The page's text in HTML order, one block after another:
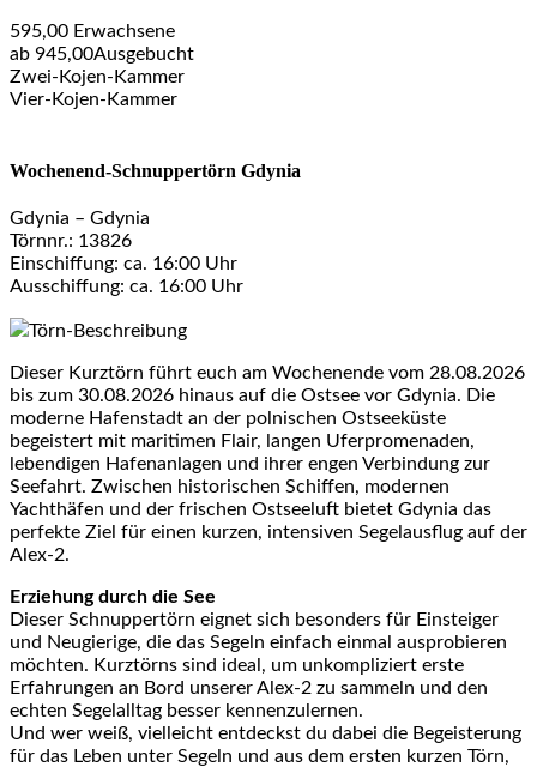
595,00 Erwachsene
ab 945,00Ausgebucht
Zwei-Kojen-Kammer
Vier-Kojen-Kammer
Wochenend-Schnuppertörn Gdynia
Gdynia – Gdynia
Törnnr.: 13826
Einschiffung: ca. 16:00 Uhr
Ausschiffung: ca. 16:00 Uhr
Törn-Beschreibung
Dieser Kurztörn führt euch am Wochenende vom 28.08.2026
bis zum 30.08.2026 hinaus auf die Ostsee vor Gdynia. Die
moderne Hafenstadt an der polnischen Ostseeküste
begeistert mit maritimen Flair, langen Uferpromenaden,
lebendigen Hafenanlagen und ihrer engen Verbindung zur
Seefahrt. Zwischen historischen Schiffen, modernen
Yachthäfen und der frischen Ostseeluft bietet Gdynia das
perfekte Ziel für einen kurzen, intensiven Segelausflug auf der
Alex-2.
Erziehung durch die See
Dieser Schnuppertörn eignet sich besonders für Einsteiger
und Neugierige, die das Segeln einfach einmal ausprobieren
möchten. Kurztörns sind ideal, um unkompliziert erste
Erfahrungen an Bord unserer Alex-2 zu sammeln und den
echten Segelalltag besser kennenzulernen.
Und wer weiß, vielleicht entdeckst du dabei die Begeisterung
für das Leben unter Segeln und aus dem ersten kurzen Törn,